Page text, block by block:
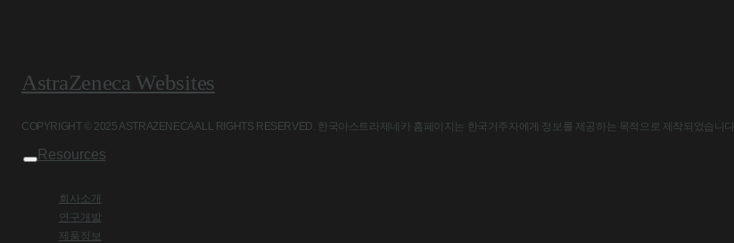
AstraZeneca Websites
COPYRIGHT © 2025 ASTRAZENECA ALL RIGHTS RESERVED. 한국아스트라제네카 홈페이지는 한국거주자에게 정보를 제공하는 목적으로 제작되었습니다.
Resources
회사소개
연구개발
제품정보